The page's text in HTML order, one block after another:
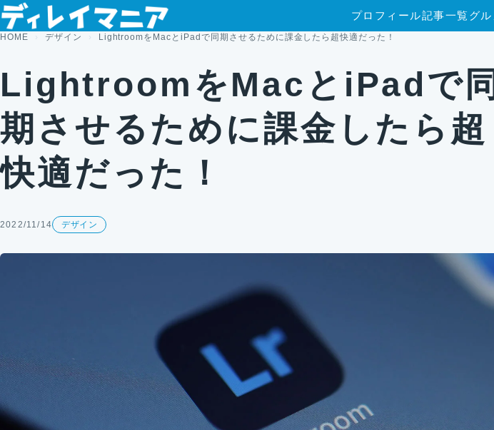
コンテンツへスキップ プロフィール記事一覧グル
HOME デザイン LightroomをMacとiPadで同期させるために課金したら超快適だった！
LightroomをMacとiPadで同
期させるために課金したら超
快適だった！
2022/11/14 デザイン